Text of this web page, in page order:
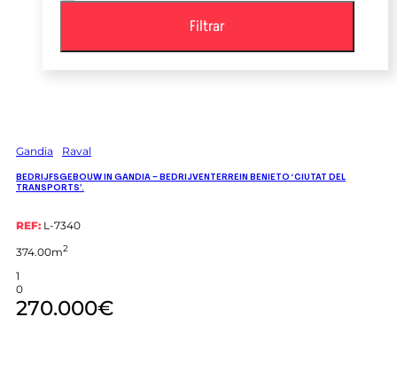
Filtrar
Gandia Raval
BEDRIJFSGEBOUW IN GANDIA – BEDRIJVENTERREIN BENIETO ‘CIUTAT DEL
TRANSPORTS’.
REF: L-7340
374.00m2
1
0
270.000€